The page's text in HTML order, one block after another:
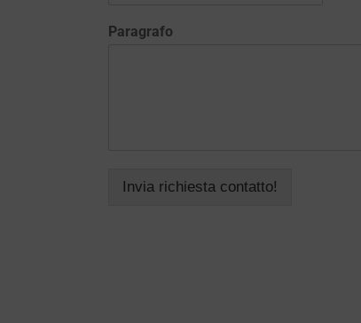
Paragrafo
Invia richiesta contatto!